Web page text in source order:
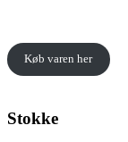
Køb varen her
Stokke